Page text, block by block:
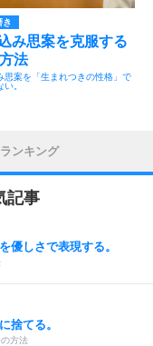
き
み思案を克服する
法
思案を「生まれつきの性格」で
い。
ンキング
記事
優しさで表現する。
捨てる。
方法